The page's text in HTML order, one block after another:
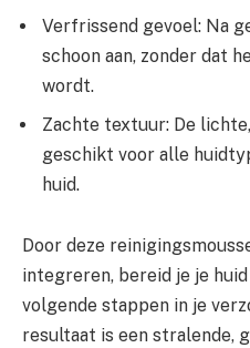
Verfrissend gevoel: Na
schoon aan, zonder dat
wordt.
Zachte textuur: De
geschikt voor alle
huid.
Door deze
integreren, bereid je je
volgende stappen in je
resultaat is een stralende,